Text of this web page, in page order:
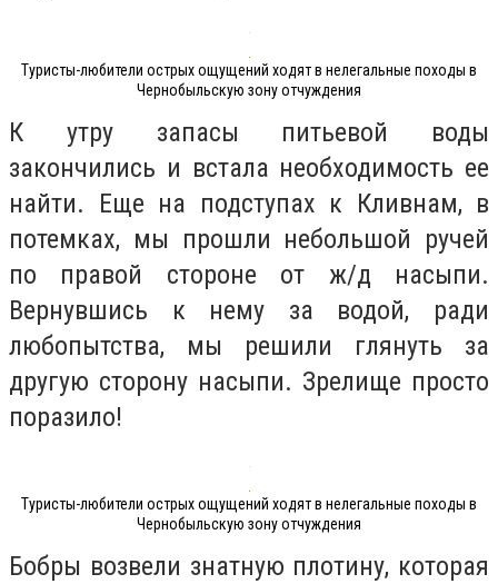
Туристы-любители острых ощущений ходят в нелегальные походы в
Чернобыльскую зону отчуждения
К утру запасы питьевой воды
закончились и встала необходимость ее
найти. Еще на подступах к Кливнам, в
потемках, мы прошли небольшой ручей
по правой стороне от ж/д насыпи.
Вернувшись к нему за водой, ради
любопытства, мы решили глянуть за
другую сторону насыпи. Зрелище просто
поразило!
Туристы-любители острых ощущений ходят в нелегальные походы в
Чернобыльскую зону отчуждения
Бобры возвели знатную плотину, которая